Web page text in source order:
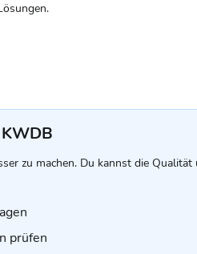
zu machen. Du kannst die
prüfen